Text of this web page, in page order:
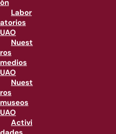
ón
Labor
atorios
UAO
Nuest
ros
medios
UAO
Nuest
ros
museos
UAO
Activi